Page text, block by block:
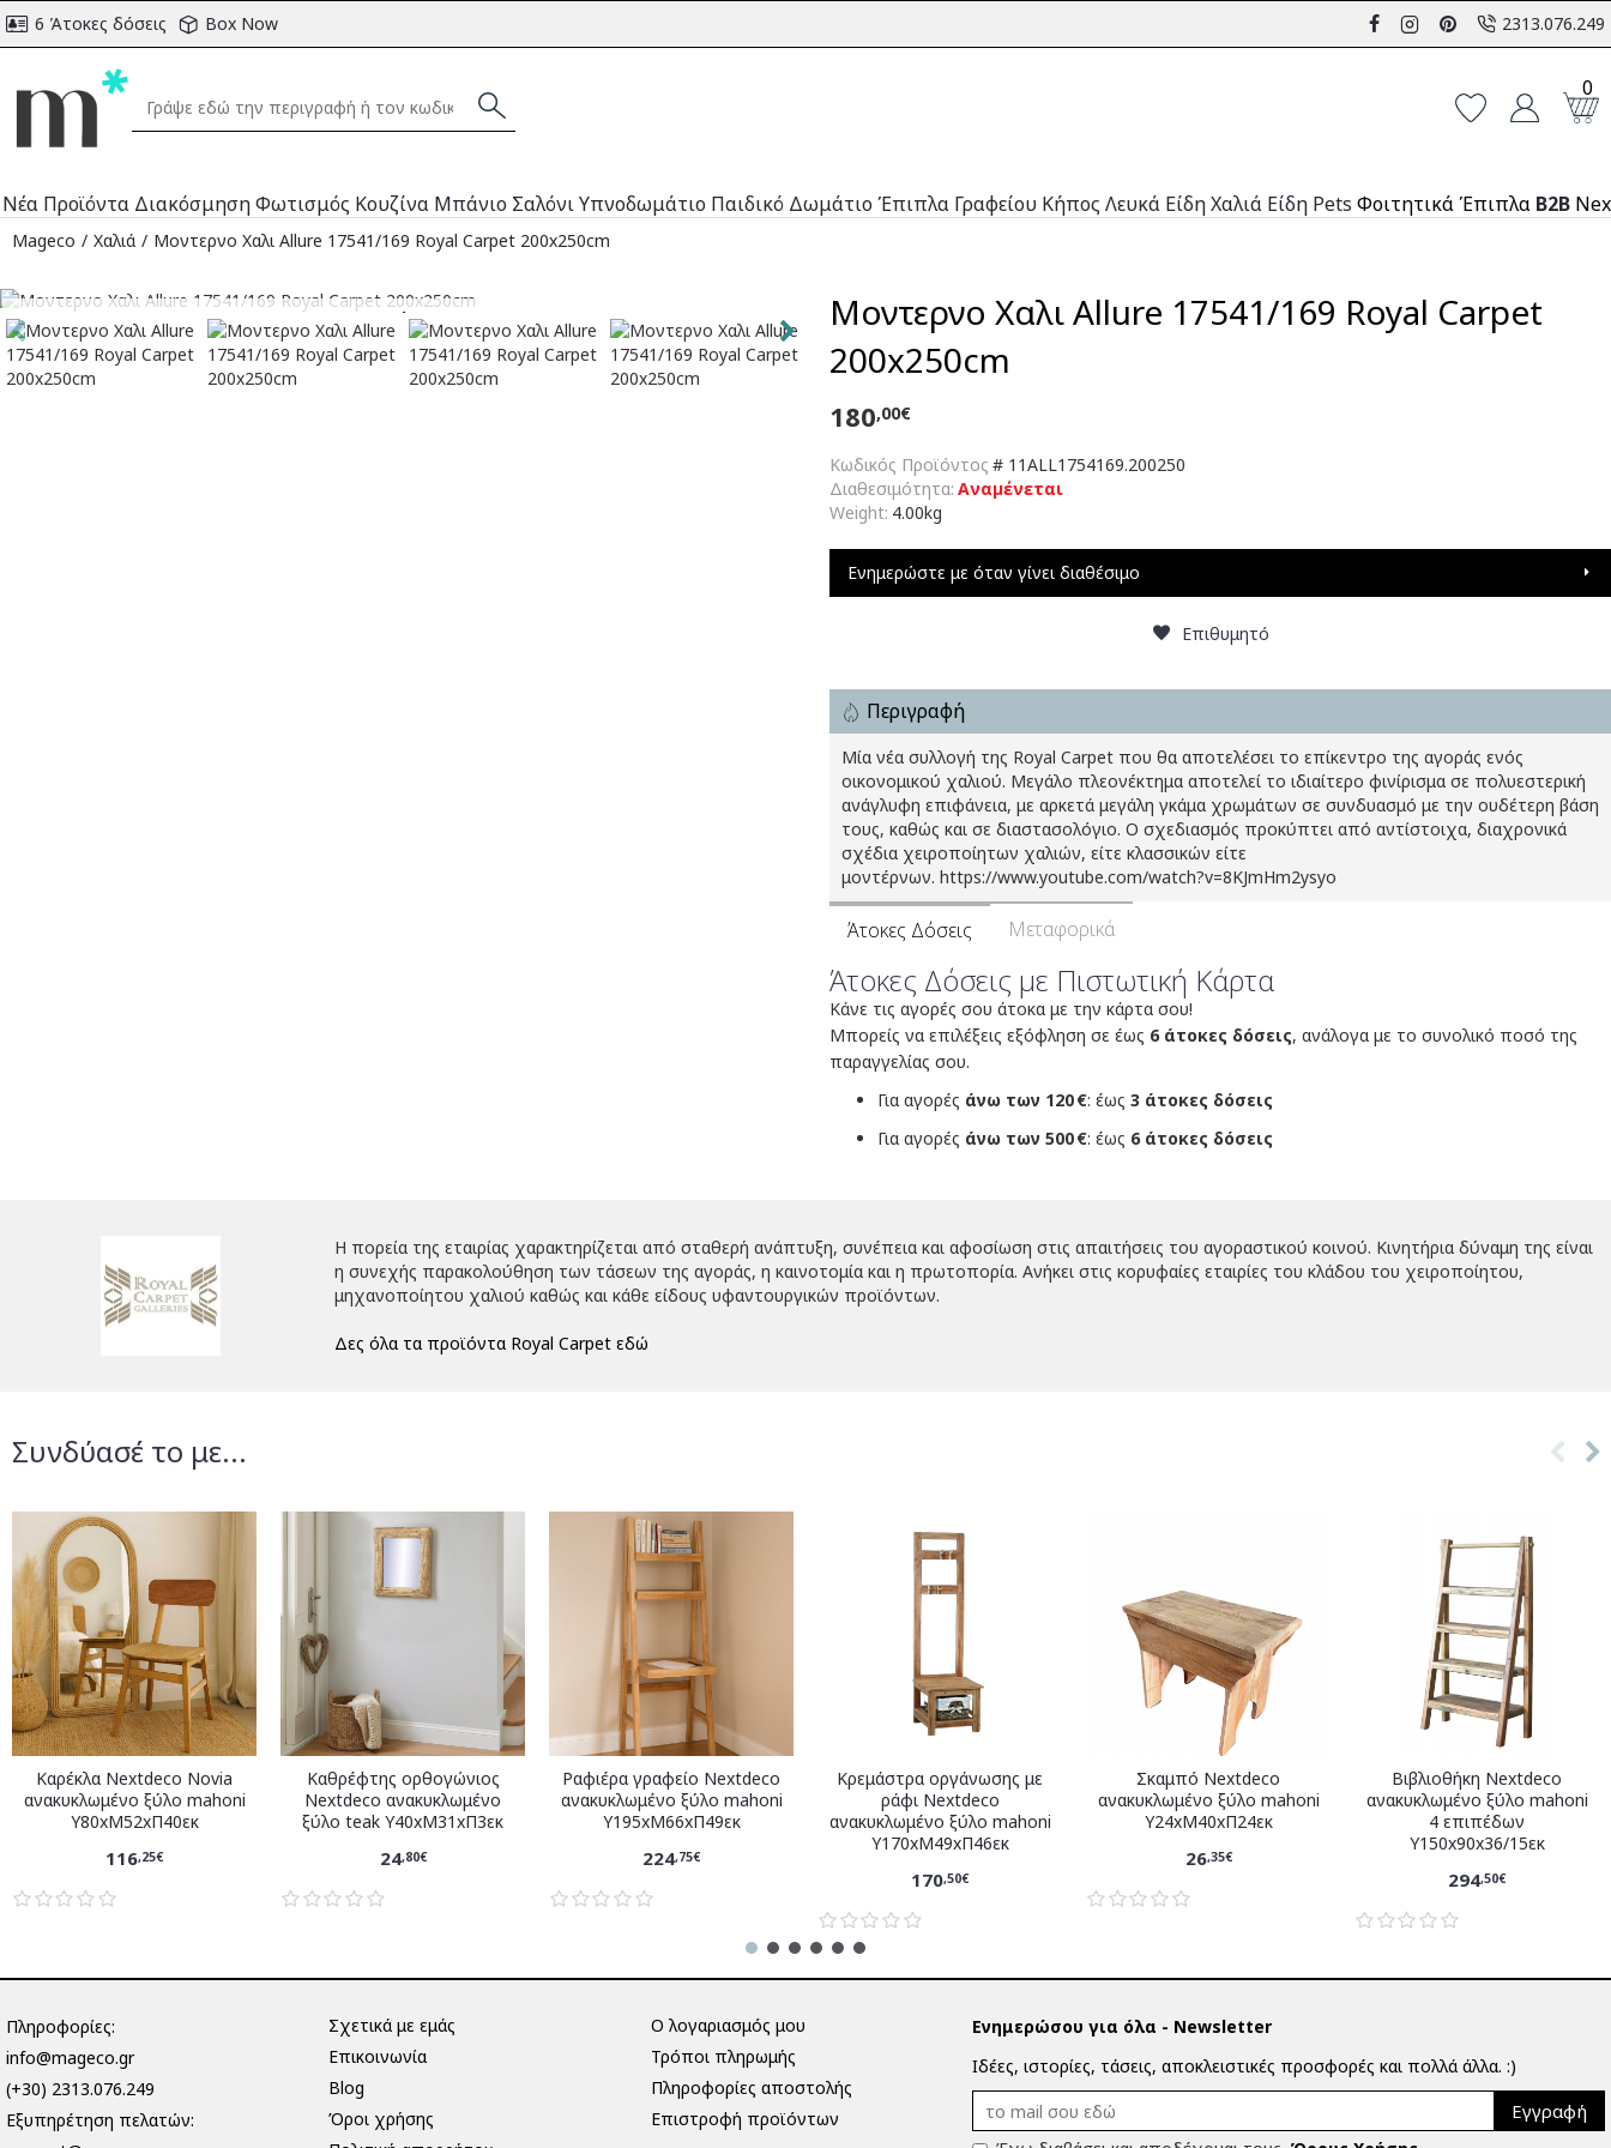
6 Άτοκες δόσεις Box Now 2313.076.249
0
Νέα Προϊόντα ΔιακόσμησηΦωτισμός Κουζίνα Μπάνιο ΣαλόνιΥπνοδωμάτιο Παιδικό Δωμάτιο Έπιπλα Γραφείου Κήπος Λευκά ΕίδηΧαλιά Είδη Pets Φοιτητικά Έπιπλα B2B
Mageco Χαλιά Μοντερνο Χαλι Allure 17541/169 Royal Carpet 200x250cm
Αναμένεται
Μοντερνο Χαλι Allure 17541/169 Royal Carpet
200x250cm
Κωδικός Προϊόντος # 11ALL1754169.200250
Διαθεσιμότητα: Αναμένεται
Weight: 4.00kg
180,00€
Ενημερώστε με όταν γίνει διαθέσιμο
Επιθυμητό
Περιγραφή
Μία νέα συλλογή της Royal Carpet που θα αποτελέσει το επίκεντρο της αγοράς ενός
οικονομικού χαλιού. Μεγάλο πλεονέκτημα αποτελεί το ιδιαίτερο φινίρισμα σε πολυεστερική
ανάγλυφη επιφάνεια, με αρκετά μεγάλη γκάμα χρωμάτων σε συνδυασμό με την ουδέτερη βάση
τους, καθώς και σε διαστασολόγιο. Ο σχεδιασμός προκύπτει από αντίστοιχα, διαχρονικά
σχέδια χειροποίητων χαλιών, είτε κλασσικών είτε
μοντέρνων. https://www.youtube.com/watch?v=8KJmHm2ysyo
Άτοκες Δόσεις Μεταφορικά
Άτοκες Δόσεις με Πιστωτική Κάρτα
Κάνε τις αγορές σου άτοκα με την κάρτα σου!
Μπορείς να επιλέξεις εξόφληση σε έως 6 άτοκες δόσεις, ανάλογα με το συνολικό ποσό της
παραγγελίας σου.
Για αγορές άνω των 120 €: έως 3 άτοκες δόσεις
Για αγορές άνω των 500 €: έως 6 άτοκες δόσεις
Η πορεία της εταιρίας χαρακτηρίζεται από σταθερή ανάπτυξη, συνέπεια και αφοσίωση στις απαιτήσεις του αγοραστικού κοινού. Κινητήρια δύναμη της είναι
η συνεχής παρακολούθηση των τάσεων της αγοράς, η καινοτομία και η πρωτοπορία. Ανήκει στις κορυφαίες εταιρίες του κλάδου του χειροποίητου,
μηχανοποίητου χαλιού καθώς και κάθε είδους υφαντουργικών προϊόντων.
Δες όλα τα προϊόντα Royal Carpet εδώ
Συνδύασέ το με...
Καρέκλα Nextdeco Novia
ανακυκλωμένο ξύλο mahoni
Υ80xM52xΠ40εκ
116,25€
Καθρέφτης ορθογώνιος
Nextdeco ανακυκλωμένο
ξύλο teak Υ40xM31xΠ3εκ
24,80€
Ραφιέρα γραφείο Nextdeco
ανακυκλωμένο ξύλο mahoni
Υ195xM66xΠ49εκ
224,75€
Κρεμάστρα οργάνωσης με
ράφι Nextdeco
ανακυκλωμένο ξύλο mahoni
Υ170xM49xΠ46εκ
170,50€
Σκαμπό Nextdeco
ανακυκλωμένο ξύλο mahoni
Υ24xM40xΠ24εκ
26,35€
Βιβλιοθήκη Nextdeco
ανακυκλωμένο ξύλο mahoni
4 επιπέδων
Υ150x90x36/15εκ
294,50€
Πληροφορίες:
info@mageco.gr
(+30) 2313.076.249
Eξυπηρέτηση πελατών:
Σχετικά με εμάς
Επικοινωνία
Blog
Όροι χρήσης
Ο λογαριασμός μου
Τρόποι πληρωμής
Πληροφορίες αποστολής
Επιστροφή προϊόντων
Ενημερώσου για όλα - Newsletter
Ιδέες, ιστορίες, τάσεις, αποκλειστικές προσφορές και πολλά άλλα. :)
Εγγραφή